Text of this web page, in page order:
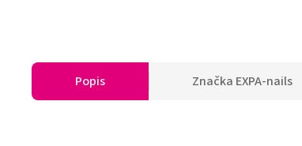
Popis Značka EXPA-nails